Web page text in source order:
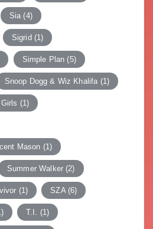
Sia (4)
Sigrid (1)
Simple Plan (5)
Snoop Dogg & Wiz Khalifa (1)
(1)
Mason (1)
Summer Walker (2)
(1) SZA(6)
T.I. (1)